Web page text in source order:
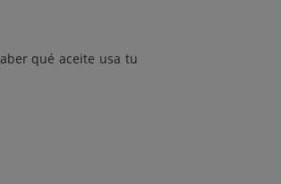
qué aceite usa tu